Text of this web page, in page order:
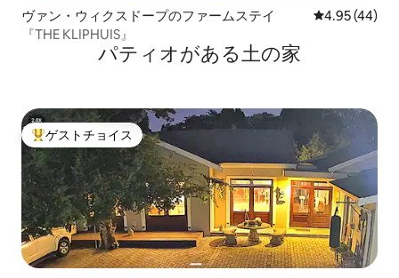
ヴァン・ウィクスドープのファームステイ レビュー44
4.95 (44)
『THE KLIPHUIS』
パティオがある土の家
大好評のゲストチョイスです。
ゲストチョイス